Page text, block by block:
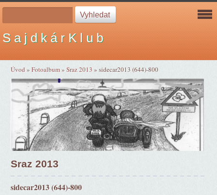
S a j d k á r K l u b
Úvod »Fotoalbum»Sraz 2013 »sidecar2013 (644)-800
Sraz 2013
sidecar2013 (644)-800